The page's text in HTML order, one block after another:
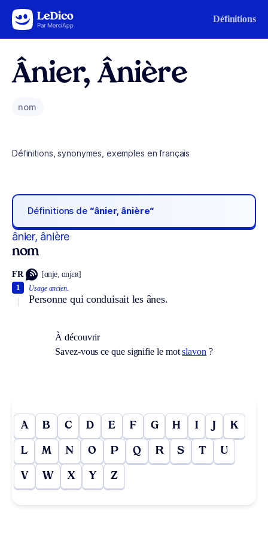
Aller au contenu Définitions
Ânier, Ânière
nom
Définitions, synonymes, exemples en français
Définitions de “ânier, ânière“
ânier, ânière
nom
FR [ɑnje, ɑnjɛʀ]
Usage ancien.
Personne qui conduisait les ânes.
1
À découvrir
Savez-vous ce que signifie le motslavon ?
A B C D E F G H I J K
L M N O P Q R S T U
V W X Y Z